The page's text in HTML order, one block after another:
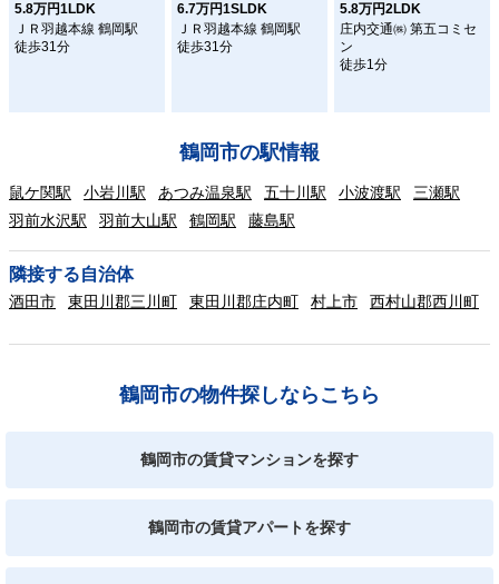
5.8万円1LDK
ＪＲ羽越本線 鶴岡駅
徒歩31分
6.7万円1SLDK
ＪＲ羽越本線 鶴岡駅
徒歩31分
5.8万円2LDK
庄内交通㈱ 第五コミセ
ン
徒歩1分
鶴岡市の駅情報
鼠ケ関駅 小岩川駅 あつみ温泉駅 五十川駅 小波渡駅
三瀬駅
羽前水沢駅
羽前大山駅 鶴岡駅 藤島駅
隣接する自治体
酒田市 東田川郡三川町 東田川郡庄内町 村上市 西村山郡西川町
鶴岡市の物件探しならこちら
鶴岡市の賃貸マンションを探す
鶴岡市の賃貸アパートを探す